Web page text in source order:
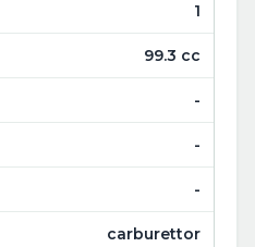
1
99.3 cc
-
-
-
carburettor